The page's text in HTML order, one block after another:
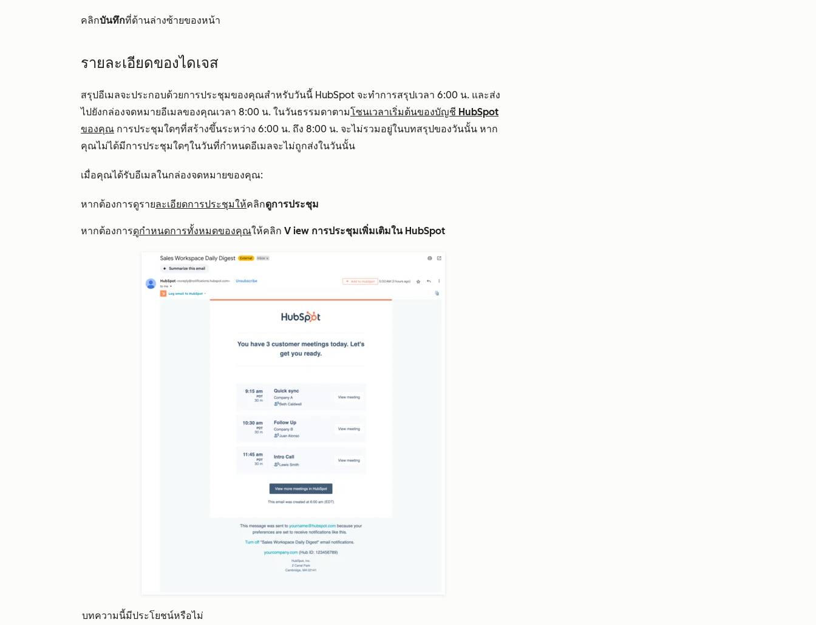
คลิกบันทึกที่ด้านล่างซ้ายของหน้า
รายละเอียดของไดเจส
สรุปอีเมลจะประกอบด้วยการประชุมของคุณสำหรับวันนี้ HubSpot จะทำการสรุปเวลา 6:00 น. และส่ง
ไปยังกล่องจดหมายอีเมลของคุณเวลา 8:00 น. ในวันธรรมดาตามโซนเวลาเริ่มต้นของบัญชี HubSpot
ของคุณ การประชุมใดๆที่สร้างขึ้นระหว่าง 6:00 น. ถึง 8:00 น. จะไม่รวมอยู่ในบทสรุปของวันนั้น หาก
คุณไม่ได้มีการประชุมใดๆในวันที่กำหนดอีเมลจะไม่ถูกส่งในวันนั้น
เมื่อคุณได้รับอีเมลในกล่องจดหมายของคุณ:
หากต้องการดูรายละเอียดการประชุมให้คลิกดูการประชุม
หากต้องการดูกำหนดการทั้งหมดของคุณให้คลิก V iew การประชุมเพิ่มเติมใน HubSpot
บทความนี้มีประโยชน์หรือไม่